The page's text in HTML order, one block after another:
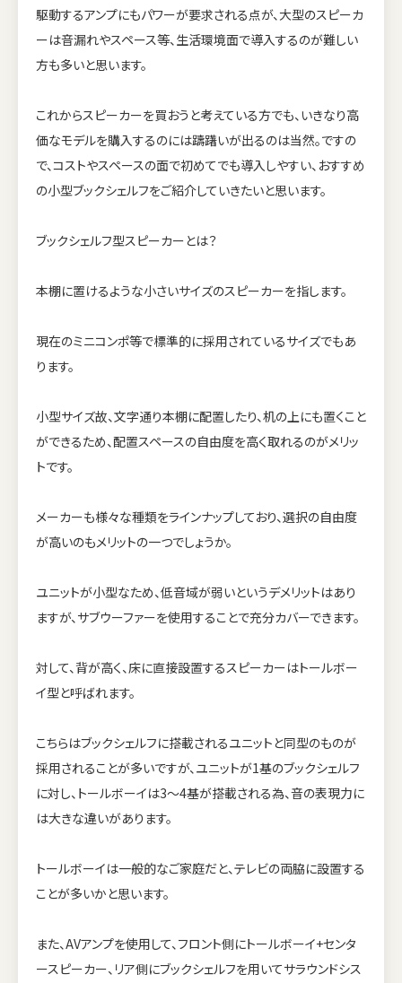
駆動するアンプにもパワーが要求される点が、大型のスピーカ
ーは音漏れやスペース等、生活環境面で導入するのが難しい
方も多いと思います。
これからスピーカーを買おうと考えている方でも、いきなり高
価なモデルを購入するのには躊躇いが出るのは当然。ですの
で、コストやスペースの面で初めてでも導入しやすい、おすすめ
の小型ブックシェルフをご紹介していきたいと思います。
ブックシェルフ型スピーカーとは？
本棚に置けるような小さいサイズのスピーカーを指します。
現在のミニコンポ等で標準的に採用されているサイズでもあ
ります。
小型サイズ故、文字通り本棚に配置したり、机の上にも置くこと
ができるため、配置スペースの自由度を高く取れるのがメリッ
トです。
メーカーも様々な種類をラインナップしており、選択の自由度
が高いのもメリットの一つでしょうか。
ユニットが小型なため、低音域が弱いというデメリットはあり
ますが、サブウーファーを使用することで充分カバーできます。
対して、背が高く、床に直接設置するスピーカーはトールボー
イ型と呼ばれます。
こちらはブックシェルフに搭載されるユニットと同型のものが
採用されることが多いですが、ユニットが1基のブックシェルフ
に対し、トールボーイは3～4基が搭載される為、音の表現力に
は大きな違いがあります。
トールボーイは一般的なご家庭だと、テレビの両脇に設置する
ことが多いかと思います。
また、AVアンプを使用して、フロント側にトールボーイ+センタ
ースピーカー、リア側にブックシェルフを用いてサラウンドシス